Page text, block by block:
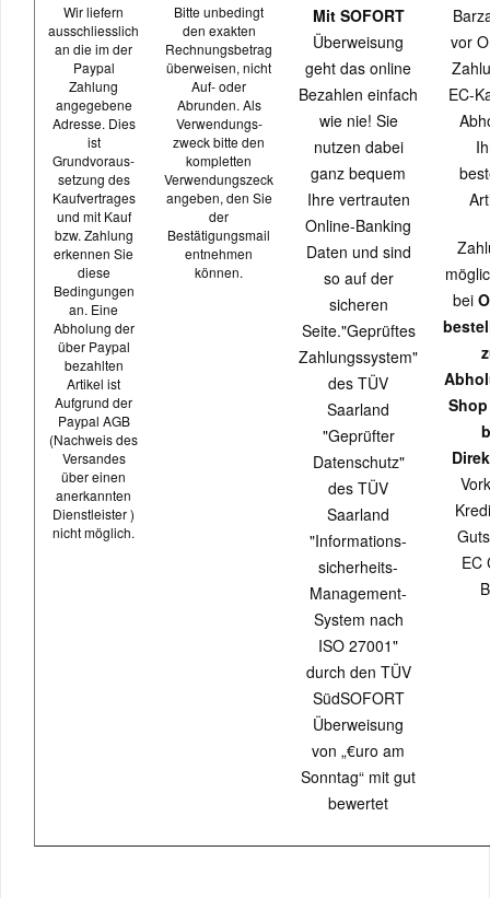
Wir liefern
ausschliesslich
an die im der
Paypal
Zahlung
angegebene
Adresse. Dies
ist
Grundvoraus-
setzung des
Kaufvertrages
und mit Kauf
bzw. Zahlung
erkennen Sie
diese
Bedingungen
an. Eine
Abholung der
über Paypal
bezahlten
Artikel ist
Aufgrund der
Paypal AGB
(Nachweis des
Versandes
über einen
anerkannten
Dienstleister )
nicht möglich.
Bitte unbedingt
den exakten
Rechnungsbetrag
überweisen, nicht
Auf- oder
Abrunden. Als
Verwendungs-
zweck bitte den
kompletten
Verwendungszeck
angeben, den Sie
der
Bestätigungsmail
entnehmen
können.
Mit SOFORT
Überweisung
geht das online
Bezahlen einfach
wie nie! Sie
nutzen dabei
ganz bequem
Ihre vertrauten
Online-Banking
Daten und sind
so auf der
sicheren
Seite."Geprüftes
Zahlungssystem"
des TÜV
Saarland
"Geprüfter
Datenschutz"
des TÜV
Saarland
"Informations-
sicherheits-
Management-
System nach
ISO 27001"
durch den TÜV
SüdSOFORT
Überweisung
von „€uro am
Sonntag“ mit gut
bewertet
vor
EC-
bei
EC